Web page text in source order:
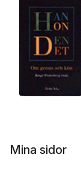
Mina sidor